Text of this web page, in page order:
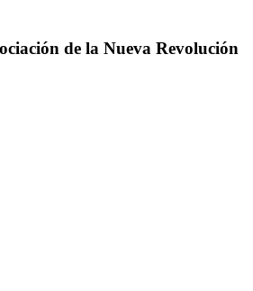
de la Nueva Revolución